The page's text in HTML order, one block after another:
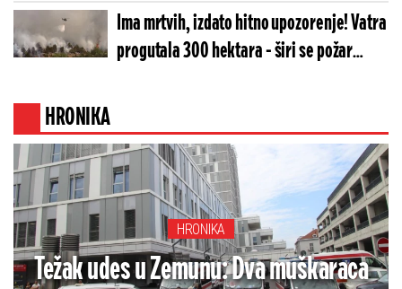
Ima mrtvih, izdato hitno upozorenje! Vatra
progutala 300 hektara - širi se požar
HRONIKA
HRONIKA
Težak udes u Zemunu: Dva muškaraca